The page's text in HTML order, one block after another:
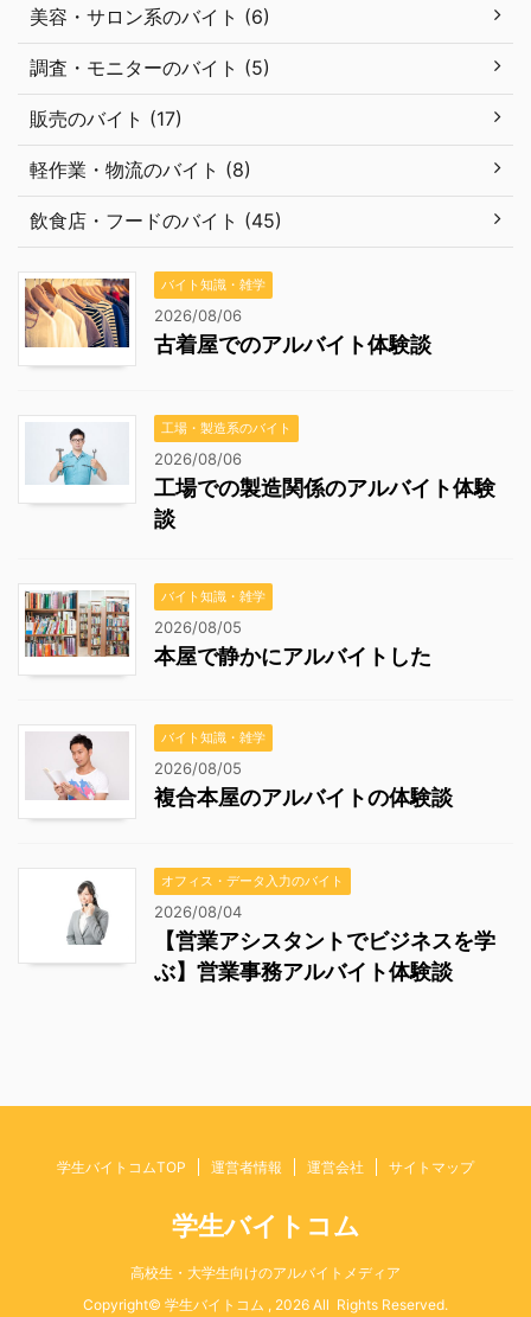
美容・サロン系のバイト (6)
調査・モニターのバイト (5)
販売のバイト (17)
軽作業・物流のバイト (8)
飲食店・フードのバイト (45)
バイト知識・雑学
2026/08/06
古着屋でのアルバイト体験談
工場・製造系のバイト
2026/08/06
工場での製造関係のアルバイト体験
談
バイト知識・雑学
2026/08/05
本屋で静かにアルバイトした
バイト知識・雑学
2026/08/05
複合本屋のアルバイトの体験談
オフィス・データ入力のバイト
2026/08/04
【営業アシスタントでビジネスを学
ぶ】営業事務アルバイト体験談
学生バイトコムTOP 運営者情報 運営会社 サイトマップ
学生バイトコム
高校生・大学生向けのアルバイトメディア
Copyright© 学生バイトコム , 2026 All Rights Reserved.